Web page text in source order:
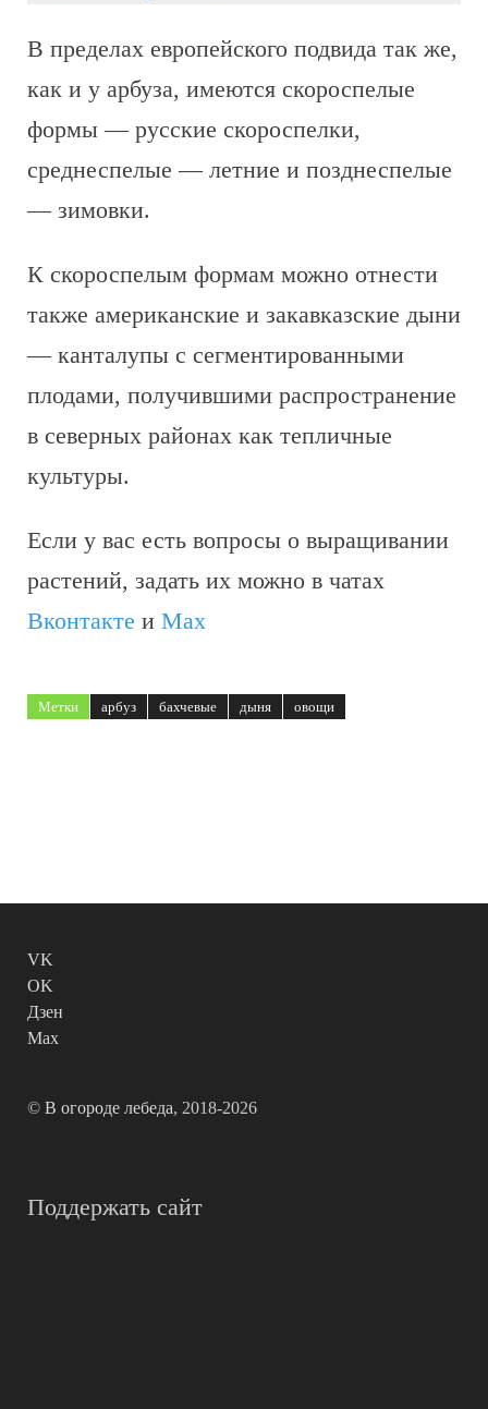
В пределах европейского подвида так же,
как и у арбуза, имеются скороспелые
формы — русские скороспелки,
среднеспелые — летние и позднеспелые
— зимовки.
К скороспелым формам можно отнести
также американские и закавказские дыни
— канталупы с сегментированными
плодами, получившими распространение
в северных районах как тепличные
культуры.
Если у вас есть вопросы о выращивании
растений, задать их можно в чатах
Вконтакте и Max
Метки арбуз бахчевые дыня овощи
VK
OK
Дзен
Max
© В огороде лебеда, 2018-2026
Поддержать сайт